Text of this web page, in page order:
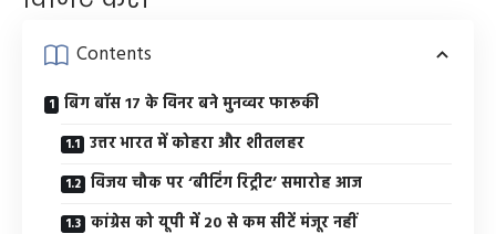
Contents
बिग बॉस 17 के विनर बने मुनव्वर फारूकी
उत्तर भारत में कोहरा और शीतलहर
विजय चौक पर ‘बीटिंग रिट्रीट’ समारोह आज
कांग्रेस को यूपी में 20 से कम सीटें मंजूर नहीं